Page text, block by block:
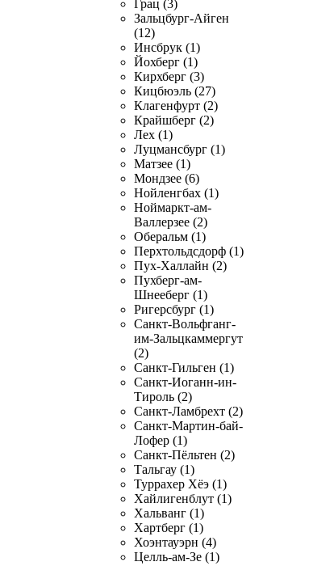
Грац (3)
Зальцбург-Айген
(12)
Инсбрук (1)
Йохберг (1)
Кирхберг (3)
Кицбюэль (27)
Клагенфурт (2)
Крайшберг (2)
Лех (1)
Луцмансбург (1)
Матзее (1)
Мондзее (6)
Нойленгбах (1)
Ноймаркт-ам-
Валлерзее (2)
Оберальм (1)
Перхтольдсдорф (1)
Пух-Халлайн (2)
Пухберг-ам-
Шнееберг (1)
Ригерсбург (1)
Санкт-Вольфганг-
им-Зальцкаммергут
(2)
Санкт-Гильген (1)
Санкт-Иоганн-ин-
Тироль (2)
Санкт-Ламбрехт (2)
Санкт-Мартин-бай-
Лофер (1)
Санкт-Пёльтен (2)
Тальгау (1)
Туррахер Хёэ (1)
Хайлигенблут (1)
Хальванг (1)
Хартберг (1)
Хоэнтауэрн (4)
Целль-ам-Зе (1)